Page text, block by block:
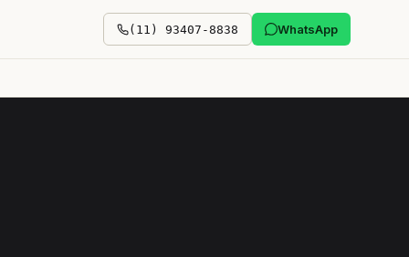
(11) 93407-8838 WhatsApp